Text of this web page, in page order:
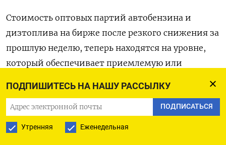
ПОДПИШИТЕСЬ НА НАШУ РАССЫЛКУ
ПОДПИСАТЬСЯ
Утренняя Еженедельная
Стоимость оптовых партий автобензина и
дизтоплива на бирже после резкого снижения за
прошлую неделю, теперь находятся на уровне,
который обеспечивает приемлемую или
спешат приобретать продукт и не хотят ждать
дальнейшего падения.
«Цены отличные. Сентябрьский экспорт уедет